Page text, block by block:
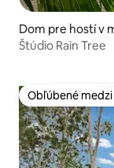
Dom pre hostí v
Štúdio Rain Tree
Obľúbené
Obľúbené